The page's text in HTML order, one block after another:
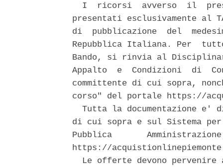
I  ricorsi  avverso  il
presentati esclusivamente al
di  pubblicazione  del
Repubblica Italiana. Per
Bando, si rinvia al
Appalto  e  Condizioni  di
committente di cui sopra,
corso" del portale https://
Tutta la documentazione e'
di cui sopra e sul Sistema
Pubblica
https://
Le offerte devono